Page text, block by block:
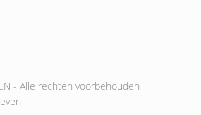
- Alle rechten voorbehouden